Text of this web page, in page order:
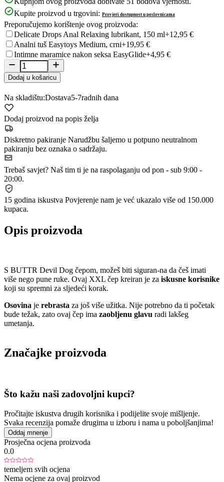
Kupite proizvod u trgovini: Provjeri dostupnost u poslovnicama
Preporučujemo korištenje ovog proizvoda:
Delicate Drops Anal Relaxing lubrikant, 150 ml+12,95 €
Analni tuš Easytoys Medium, crni+19,95 €
Intimne maramice nakon seksa EasyGlide+4,95 €
Dodaj u košaricu
Na skladištu:Dostava5-7radnih dana
Dodaj proizvod na popis želja
Diskretno pakiranje Narudžbu šaljemo u potpuno neutralnom
pakiranju bez oznaka o sadržaju.
Trebaš savjet? Naš tim ti je na raspolaganju od pon - sub 9:00 -
20:00.
15 godina iskustva Povjerenje nam je već ukazalo više od 150.000
kupaca.
Opis proizvoda
S BUTTR Devil Dog čepom, možeš biti siguran-na da češ imati
više nego pune ruke. Ovaj XXL čep kreiran je za iskusne korisnike
koji su spremni za sljedeći korak.
Osovina je rebrasta za još više užitka. Nije potrebno da ti početak
bude težak, zato ovaj čep ima zaobljenu glavu radi lakšeg
umetanja.
Značajke proizvoda
Što kažu naši zadovoljni kupci?
Pročitajte iskustva drugih korisnika i podijelite svoje mišljenje.
Svaka recenzija pomaže drugima u izboru i nama u poboljšanjima!
Oddaj mnenje
Prosječna ocjena proizvoda
0.0
temeljem svih ocjena
Nema ocjene za ovaj proizvod